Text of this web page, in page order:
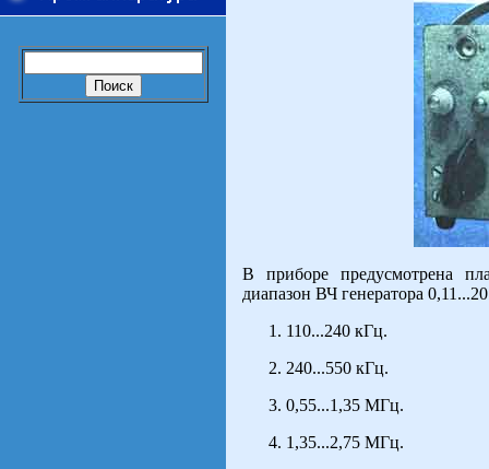
В приборе предусмотрена
диапазон ВЧ генератора
110...240 кГц.
240...550 кГц.
0,55...1,35 МГц.
1,35...2,75 МГц.